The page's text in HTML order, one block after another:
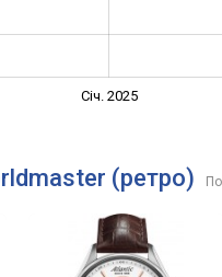
Січ. 2025
(ретро)